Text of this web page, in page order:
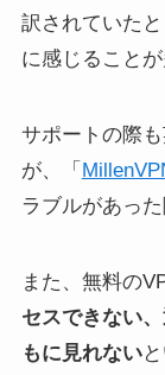
訳されていた
に感じることが
サポートの際
が、「
ラブルがあっ
また、無料の
セスできない
もに見れない